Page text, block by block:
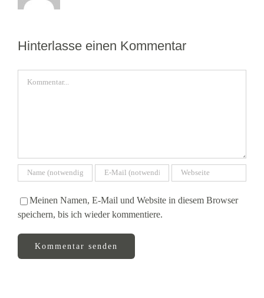
Hinterlasse einen Kommentar
Meinen Namen, E-Mail und Website in diesem Browser
speichern, bis ich wieder kommentiere.